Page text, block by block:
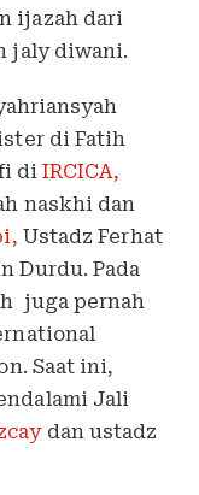
ijazah dari
jaly diwani.
di Fatih
diIRCICA,
naskhi dan
Ustadz Ferhat
Durdu. Pada
juga pernah
Saat ini,
Jali
dan ustadz